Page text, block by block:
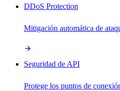
DDoS Protection
Mitigación automática de
Seguridad de API
Protege los puntos de